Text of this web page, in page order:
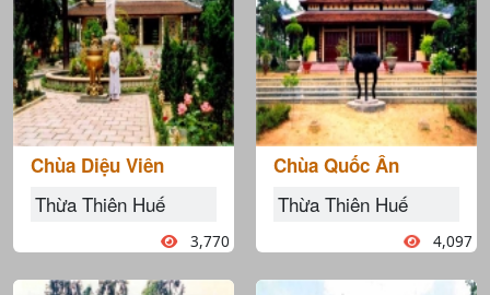
Chùa Diệu Viên
Thừa Thiên Huế
3,770
Chùa Quốc Ân
Thừa Thiên Huế
4,097